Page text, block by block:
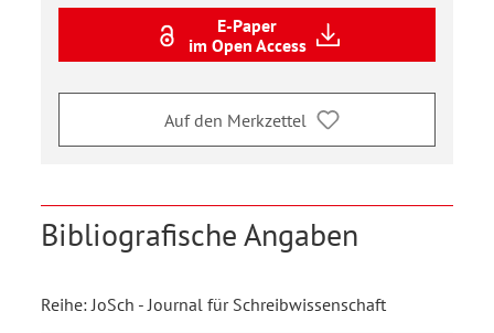
E-Paper
im Open Access
Auf den Merkzettel
Bibliografische Angaben
Reihe: JoSch - Journal für Schreibwissenschaft